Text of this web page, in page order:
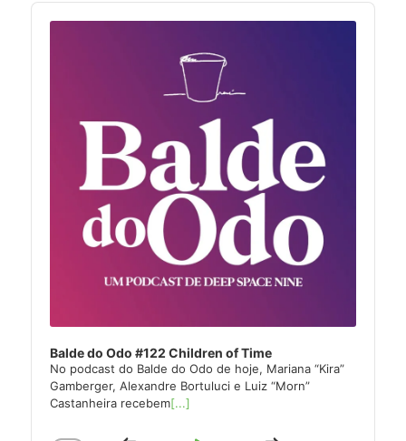
Audio
Player
Balde do Odo #122 Children of Time
No podcast do Balde do Odo de hoje, Mariana “Kira”
Gamberger, Alexandre Bortuluci e Luiz “Morn”
Castanheira recebem[...]